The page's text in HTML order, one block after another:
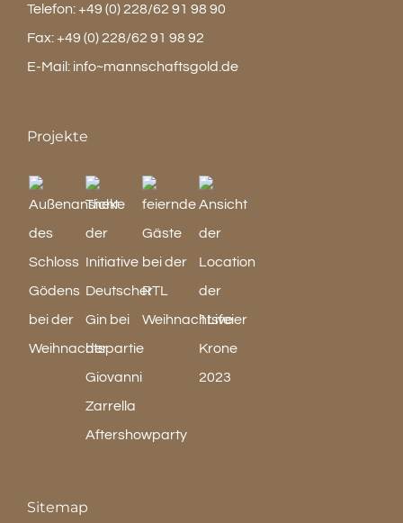
Telefon:+49 (0) 228/62 91 98 90
Fax:+49 (0) 228/62 91 98 92
E-Mail: info~mannschaftsgold.de
Projekte
Sitemap